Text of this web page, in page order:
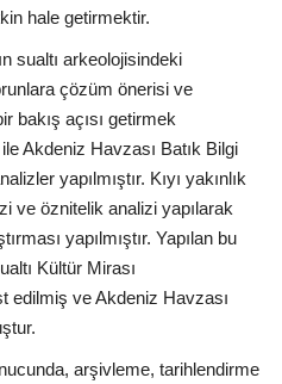
hale getirmektir.
sualtı arkeolojisindeki
çözüm önerisi ve
bakış açısı getirmek
Akdeniz Havzası Batık Bilgi
yapılmıştır. Kıyı yakınlık
ve öznitelik analizi yapılarak
yapılmıştır. Yapılan bu
Kültür Mirası
edilmiş ve Akdeniz Havzası
arşivleme, tarihlendirme